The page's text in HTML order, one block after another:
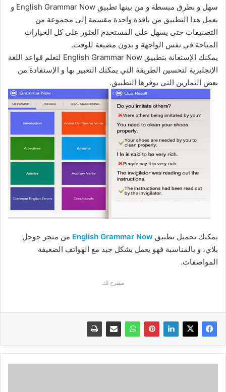
سهل و بطرق مبسطة و من بينها تطبيق English Grammar Now و
يعمل هذا التطبيق من نافذة واحدة مقسمة إلى مجموعة من
التصنيفات حتى يسهل على المستخدم العثور على كل الخيارات
المتاحة في نفس الواجهة و بدون مضيعة للوقت.
يمكنك الإستعانة بتطبيق English Grammar Now لتعلم قواعد اللغة
الإنجليزية لتحسين الطريقة التي يمكنك التعبير بها و الإستفادة من
بعض التمارين التي يوفرها التطبيق.
يمكنك تحميل تطبيق English Grammar Now من متجر جوجل
بلاي، و بالمناسبة فهو يعمل بشكل جيد مع الهواتف الضعيفة
المواصفات.
مقترح لك